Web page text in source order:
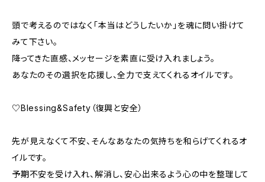
頭で考えるのではなく「本当はどうしたいか」を魂に問い掛けて
みて下さい。
降ってきた直感、メッセージを素直に受け入れましょう。
あなたのその選択を応援し、全力で支えてくれるオイルです。
♡Blessing&Safety（復興と安全）
先が見えなくて不安、そんなあなたの気持ちを和らげてくれるオ
イルです。
予期不安を受け入れ、解消し、安心出来るよう心の中を整理して